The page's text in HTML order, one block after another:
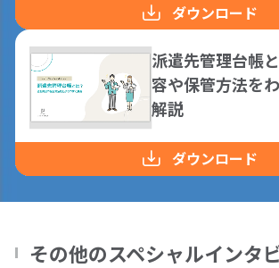
ダウンロード
派遣先管理台帳
容や保管方法を
解説
ダウンロード
その他のスペシャルインタ